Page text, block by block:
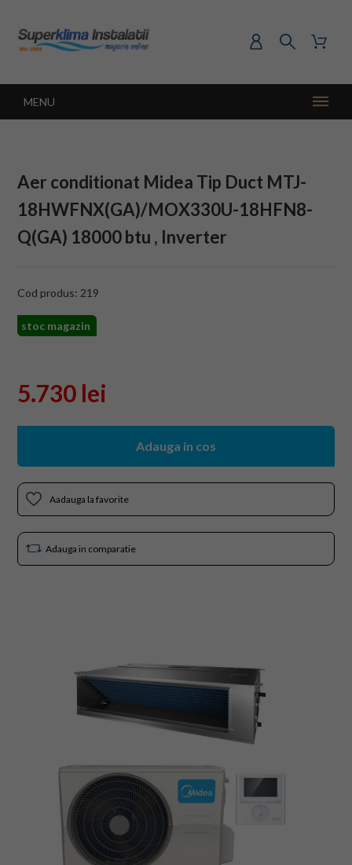
MENU
Aer conditionat Midea Tip Duct MTJ-
18HWFNX(GA)/MOX330U-18HFN8-
Q(GA) 18000 btu , Inverter
Cod produs: 219
stoc magazin
5.730 lei
Adauga in cos
Aadauga la favorite
Adauga in comparatie